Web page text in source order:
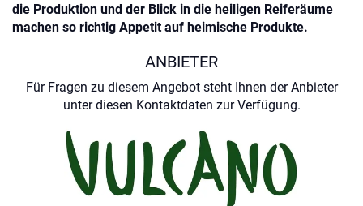
die Produktion und der Blick in die heiligen Reiferäume
machen so richtig Appetit auf heimische Produkte.
ANBIETER
Für Fragen zu diesem Angebot steht Ihnen der Anbieter
unter diesen Kontaktdaten zur Verfügung.